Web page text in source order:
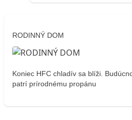
RODINNÝ DOM
Koniec HFC chladív sa blíži.
patrí prírodnému propánu